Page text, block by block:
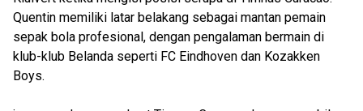
Quentin memiliki latar belakang sebagai mantan pemain
sepak bola profesional, dengan pengalaman bermain di
klub-klub Belanda seperti FC Eindhoven dan Kozakken
Boys.